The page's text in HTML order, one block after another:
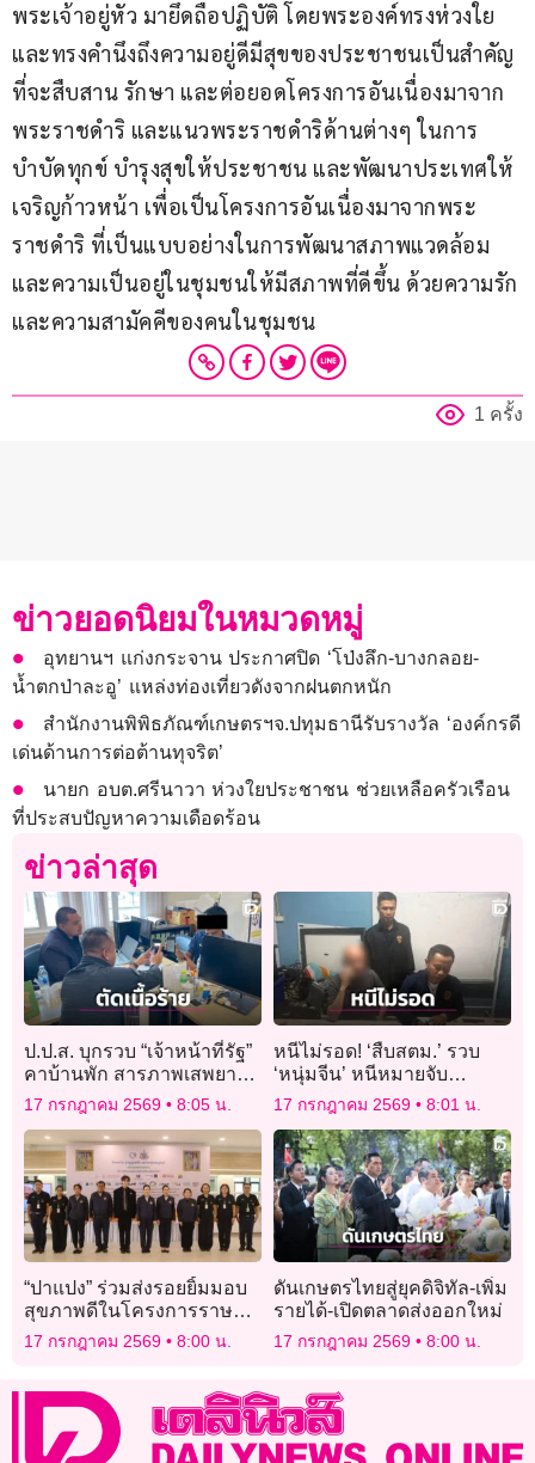
พระเจ้าอยู่หัว มายึดถือปฏิบัติ โดยพระองค์ทรงห่วงใย
และทรงคำนึงถึงความอยู่ดีมีสุขของประชาชนเป็นสำคัญ
ที่จะสืบสาน รักษา และต่อยอดโครงการอันเนื่องมาจาก
พระราชดำริ และแนวพระราชดำริด้านต่างๆ ในการ
บำบัดทุกข์ บำรุงสุขให้ประชาชน และพัฒนาประเทศให้
เจริญก้าวหน้า เพื่อเป็นโครงการอันเนื่องมาจากพระ
ราชดำริ ที่เป็นแบบอย่างในการพัฒนาสภาพแวดล้อม
และความเป็นอยู่ในชุมชนให้มีสภาพที่ดีขึ้น ด้วยความรัก
และความสามัคคีของคนในชุมชน
1 ครั้ง
ข่าวยอดนิยมในหมวดหมู่
อุทยานฯ แก่งกระจาน ประกาศปิด ‘โป่งลึก-บางกลอย-
น้ำตกป่าละอู’ แหล่งท่องเที่ยวดังจากฝนตกหนัก
สำนักงานพิพิธภัณฑ์เกษตรฯจ.ปทุมธานีรับรางวัล ‘องค์กรดี
เด่นด้านการต่อต้านทุจริต’
นายก อบต.ศรีนาวา ห่วงใยประชาชน ช่วยเหลือครัวเรือน
ที่ประสบปัญหาความเดือดร้อน
ข่าวล่าสุด
ป.ป.ส. บุกรวบ “เจ้าหน้าที่รัฐ”
คาบ้านพัก สารภาพเสพยาบ้า
มา 5 ปี จ่อฟันวินัยไล่ออก!
17 กรกฎาคม 2569 8:05 น.
หนีไม่รอด! ‘สืบสตม.’ รวบ
‘หนุ่มจีน’ หนีหมายจับ
ตร.สากล คดีแชร์ลูกโซ่ เสีย
หายกว่า 4.6 พันล้าน
17 กรกฎาคม 2569 8:01 น.
“ปาแปง” ร่วมส่งรอยยิ้มมอบ
สุขภาพดีในโครงการราษฏ
รสุขใจ พลานามัยสมบูรณ์
แพทย์พระราชทาน
17 กรกฎาคม 2569 8:00 น.
ดันเกษตรไทยสู่ยุคดิจิทัล-เพิ่ม
รายได้-เปิดตลาดส่งออกใหม่
17 กรกฎาคม 2569 8:00 น.